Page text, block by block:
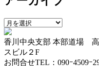
ー
ア
ー
カ
イ
ブ
香川中央支部 本部道場
スビル２F
お問合せTEL：090ｰ4509ｰ